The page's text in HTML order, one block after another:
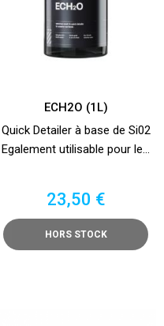
ECH2O (1L)
Quick Detailer à base de Si02
Egalement utilisable pour le...
Prix
23,50 €
HORS STOCK